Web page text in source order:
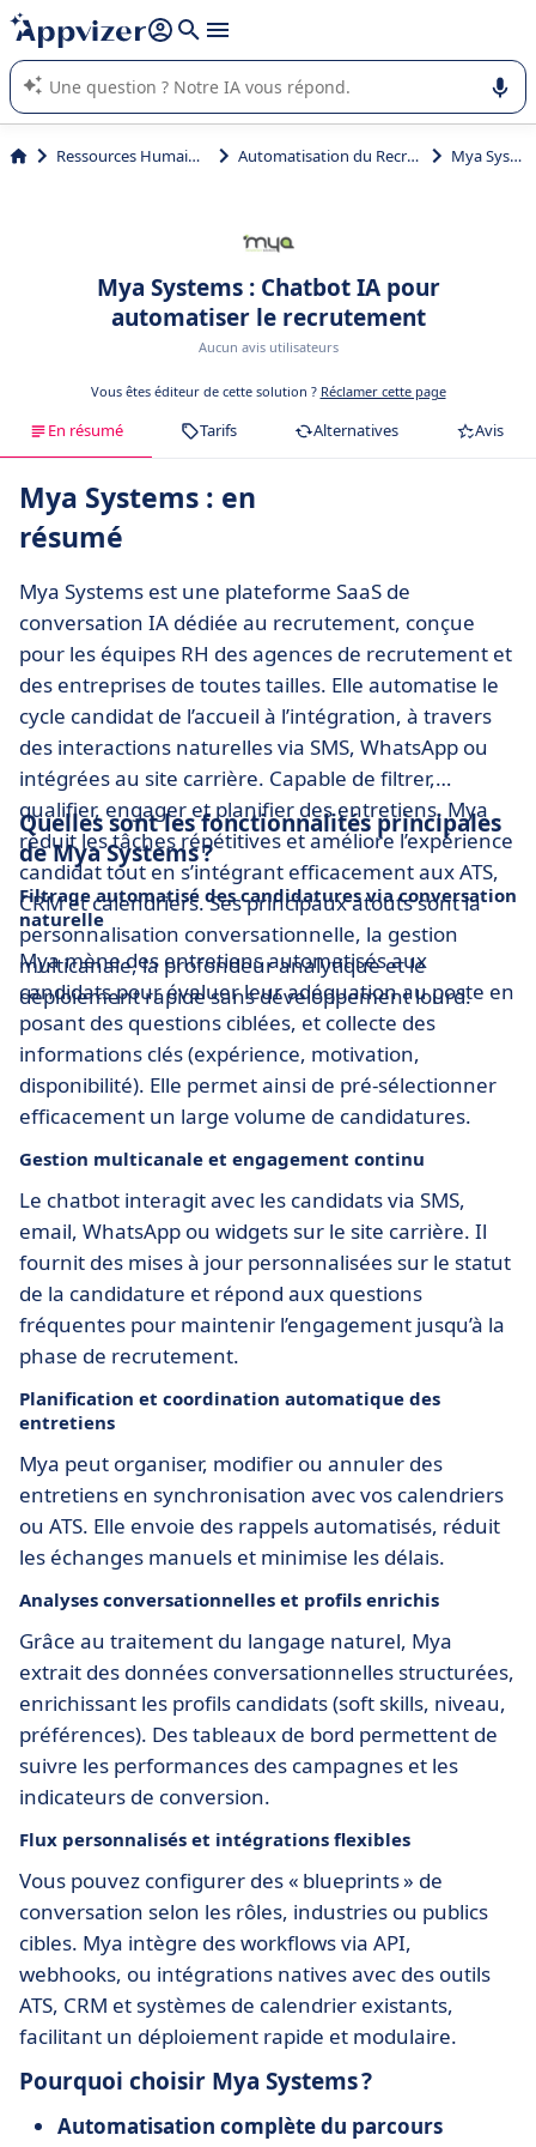
répondre (plusieurs lignes avec
L'IA de Appvizer vous guide dans l'utilisation ou la sélection de
logiciel SaaS en entreprise.
Ressources Humaines (RH) Automatisation du Recrutement Mya Systems
Mya Systems : Chatbot IA pour
automatiser le recrutement
Aucun avis utilisateurs
Vous êtes éditeur de cette solution ? Réclamer cette page
En résumé Tarifs Alternatives Avis
Mya Systems : en
résumé
Mya Systems est une plateforme SaaS de
conversation IA dédiée au recrutement, conçue
pour les équipes RH des agences de recrutement et
des entreprises de toutes tailles. Elle automatise le
cycle candidat de l’accueil à l’intégration, à travers
des interactions naturelles via SMS, WhatsApp ou
intégrées au site carrière. Capable de filtrer,
qualifier, engager et planifier des entretiens, Mya
réduit les tâches répétitives et améliore l’expérience
candidat tout en s’intégrant efficacement aux ATS,
CRM et calendriers. Ses principaux atouts sont la
personnalisation conversationnelle, la gestion
multicanale, la profondeur analytique et le
déploiement rapide sans développement lourd.
Quelles sont les fonctionnalités principales
de Mya Systems ?
Filtrage automatisé des candidatures via conversation
naturelle
Mya mène des entretiens automatisés aux
candidats pour évaluer leur adéquation au poste en
posant des questions ciblées, et collecte des
informations clés (expérience, motivation,
disponibilité). Elle permet ainsi de pré-sélectionner
efficacement un large volume de candidatures.
Gestion multicanale et engagement continu
Le chatbot interagit avec les candidats via SMS,
email, WhatsApp ou widgets sur le site carrière. Il
fournit des mises à jour personnalisées sur le statut
de la candidature et répond aux questions
fréquentes pour maintenir l’engagement jusqu’à la
phase de recrutement.
Planification et coordination automatique des
entretiens
Mya peut organiser, modifier ou annuler des
entretiens en synchronisation avec vos calendriers
ou ATS. Elle envoie des rappels automatisés, réduit
les échanges manuels et minimise les délais.
Analyses conversationnelles et profils enrichis
Grâce au traitement du langage naturel, Mya
extrait des données conversationnelles structurées,
enrichissant les profils candidats (soft skills, niveau,
préférences). Des tableaux de bord permettent de
suivre les performances des campagnes et les
indicateurs de conversion.
Flux personnalisés et intégrations flexibles
Vous pouvez configurer des « blueprints » de
conversation selon les rôles, industries ou publics
cibles. Mya intègre des workflows via API,
webhooks, ou intégrations natives avec des outils
ATS, CRM et systèmes de calendrier existants,
facilitant un déploiement rapide et modulaire.
Pourquoi choisir Mya Systems ?
Automatisation complète du parcours